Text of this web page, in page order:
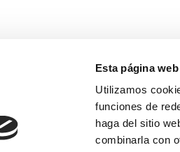
Esta página
Utilizamos
funciones de
haga del sitio
combinarla con